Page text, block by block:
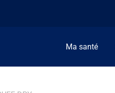
Ma santé